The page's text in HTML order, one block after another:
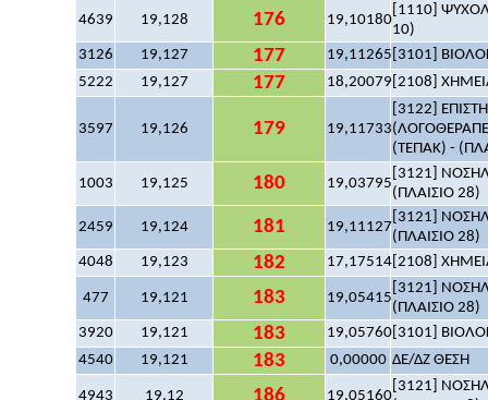
4639 19,128 176 19,10180
[1110]
10)
3126
19,127 177 19,11265 [3101]
5222
19,127 177 18,20079 [2108]
3597 19,126 179 19,11733
[3122]
(ΤΕΠΑΚ) -
1003 19,125 180 19,03795
[3121]
(ΠΛΑΙΣΙΟ 28)
2459 19,124 181 19,11127
[3121]
(ΠΛΑΙΣΙΟ 28)
4048
19,123 182 17,17514 [2108]
477 19,121 183 19,05415
[3121]
(ΠΛΑΙΣΙΟ 28)
3920
19,121 183 19,05760 [3101]
4540
19,121 183 0,00000 ΔΕ/ΔΖ ΘΕΣΗ
4943 19,12 186 19,05160
[3121]